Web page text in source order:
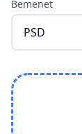
Bemenet
PSD